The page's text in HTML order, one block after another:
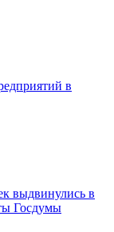
в
выдвинулись в
Госдумы